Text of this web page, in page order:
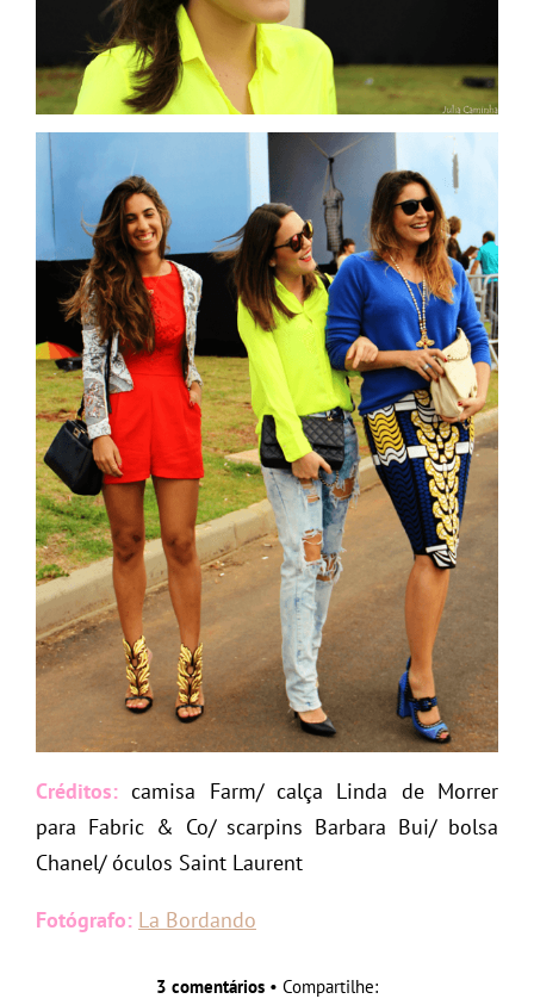
Créditos: camisa Farm/ calça Linda de Morrer
para Fabric & Co/ scarpins Barbara Bui/ bolsa
Chanel/ óculos Saint Laurent
Fotógrafo: La Bordando
3 comentários • Compartilhe: